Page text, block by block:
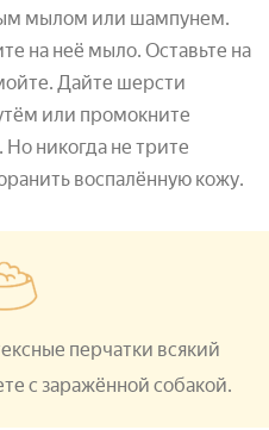
мылом или шампунем.
на неё мыло. Оставьте на
Дайте шерсти
или промокните
никогда не трите
воспалённую кожу.
перчатки всякий
с заражённой собакой.